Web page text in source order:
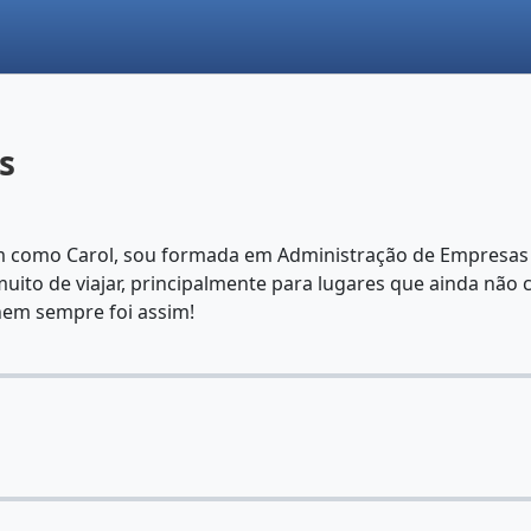
Carol, sou formada em Administração de
de viajar, principalmente para lugares que ainda
sempre foi assim!